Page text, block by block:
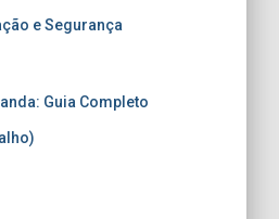
e Segurança
Guia Completo